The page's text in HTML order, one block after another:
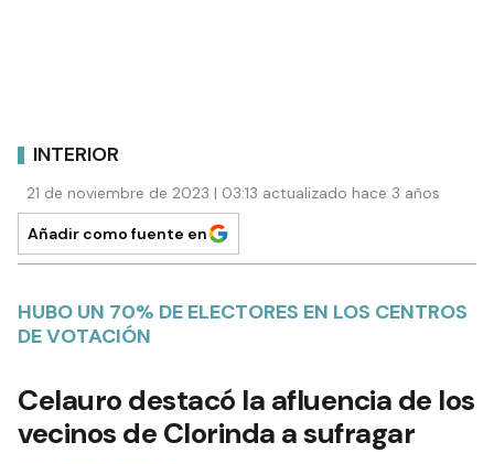
INTERIOR
21 de noviembre de 2023 | 03:13 actualizado hace 3 años
Añadir como fuente en
HUBO UN 70% DE ELECTORES EN LOS CENTROS
DE VOTACIÓN
Celauro destacó la afluencia de los
vecinos de Clorinda a sufragar